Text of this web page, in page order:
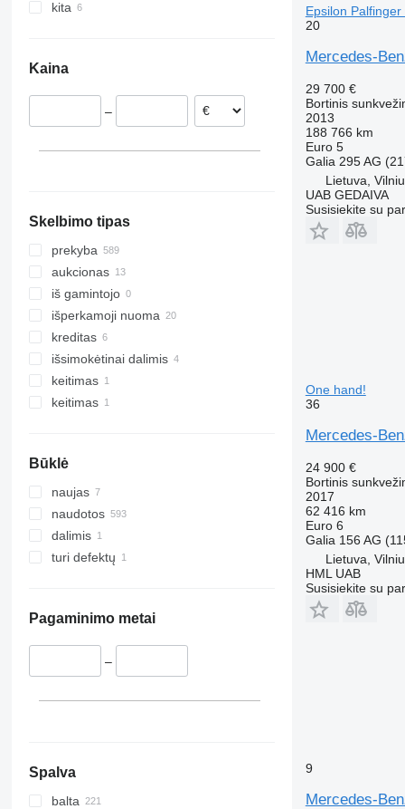
Jungtinė Karalystė
Ispanija
kita
Argentina
Kaina
–
Skelbimo tipas
prekyba
aukcionas
iš gamintojo
išperkamoji nuoma
kreditas
išsimokėtinai dalimis
keitimas
keitimas
Būklė
naujas
naudotos
dalimis
turi defektų
Pagaminimo metai
–
Spalva
balta
Epsilon Palfinger
20
Mercedes-
29 700 €
Bortinis
2013
188 766 km
Euro 5
Galia 295 AG
Lietuva,
UAB GEDAIVA
Susisiekite su
One hand!
36
Mercedes-
24 900 €
Bortinis
2017
62 416 km
Euro 6
Galia 156 AG
Lietuva,
HML UAB
Susisiekite su
9
Mercedes-